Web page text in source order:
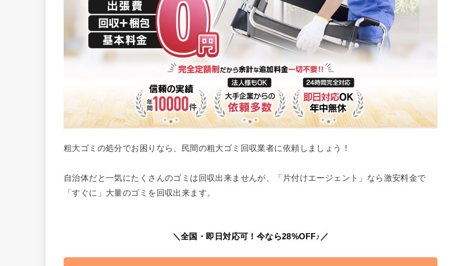
粗大ゴミの処分でお困りなら、民間の粗大ゴミ回収業者に依頼しましょう！
自治体だと一気にたくさんのゴミは回収出来ませんが、「片付けエージェント」なら激安料金で
「すぐに」大量のゴミを回収出来ます。
＼全国・即日対応可！今なら28%OFF♪／